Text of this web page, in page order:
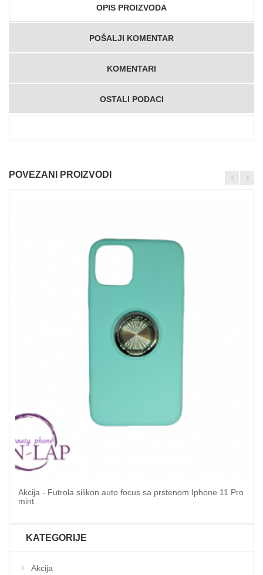
KATEGORIJE
Akcija
OPIS PROIZVODA
POŠALJI KOMENTAR
KOMENTARI
OSTALI PODACI
POVEZANI PROIZVODI
Akcija - Futrola silikon auto focus sa prstenom Iphone 11 Pro
mint